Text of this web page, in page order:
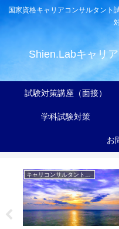
国家資格キャリアコンサルタント
Shien.Labキャリ
試験対策講座（面接）
学科試験対策
お